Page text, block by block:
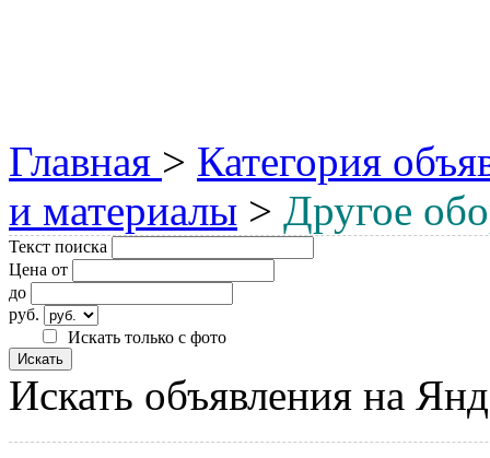
Главная > Категория
и материалы > Другое
Текст поиска
Цена от
до
руб.
Искать только с фото
Искать объявления на